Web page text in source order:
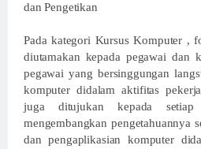
dan Pengetikan
Pada kategori Kursus Komputer ,
diutamakan kepada pegawai dan
pegawai yang bersinggungan
komputer didalam aktifitas
juga ditujukan kepada
mengembangkan pengetahuannya
dan pengaplikasian komputer